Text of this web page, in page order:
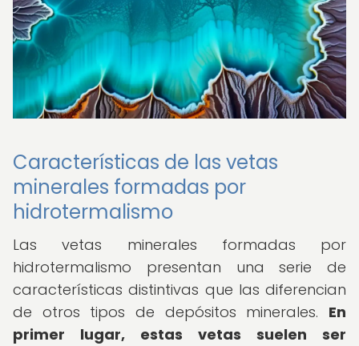
Características de las vetas
minerales formadas por
hidrotermalismo
Las vetas minerales formadas por
hidrotermalismo presentan una serie de
características distintivas que las diferencian
de otros tipos de depósitos minerales. En
primer lugar, estas vetas suelen ser